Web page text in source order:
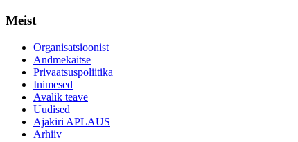
Meist
Organisatsioonist
Andmekaitse
Privaatsuspoliitika
Inimesed
Avalik teave
Uudised
Ajakiri APLAUS
Arhiiv